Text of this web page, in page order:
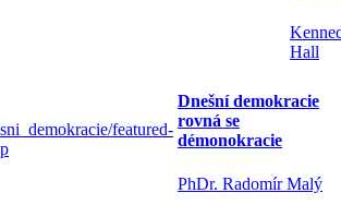
Hall
Dnešní demokracie
rovná se
démonokracie
PhDr. Radomír Malý